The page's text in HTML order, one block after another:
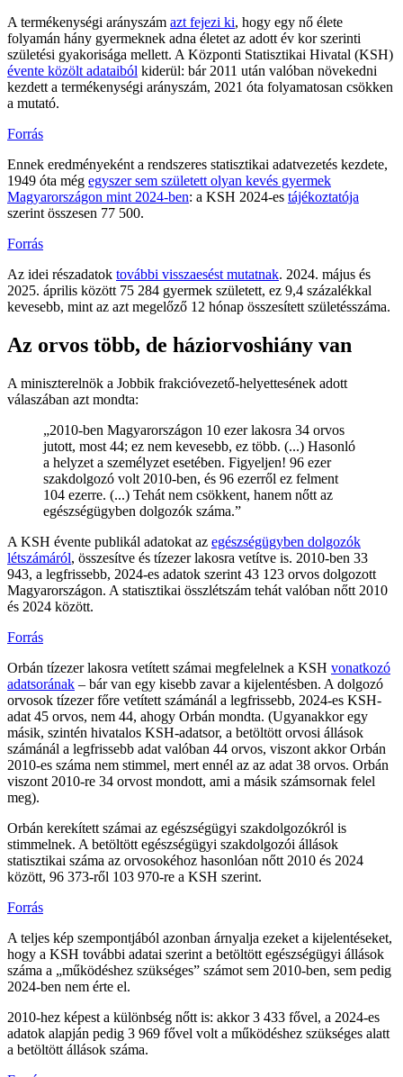
A termékenységi arányszám azt fejezi ki, hogy egy nő élete
folyamán hány gyermeknek adna életet az adott év kor szerinti
születési gyakorisága mellett. A Központi Statisztikai Hivatal (KSH)
évente közölt adataiból kiderül: bár 2011 után valóban növekedni
kezdett a termékenységi arányszám, 2021 óta folyamatosan csökken
a mutató.
Forrás
Ennek eredményeként a rendszeres statisztikai adatvezetés kezdete,
1949 óta még egyszer sem született olyan kevés gyermek
Magyarországon mint 2024-ben: a KSH 2024-es tájékoztatója
szerint összesen 77 500.
Forrás
Az idei részadatok további visszaesést mutatnak. 2024. május és
2025. április között 75 284 gyermek született, ez 9,4 százalékkal
kevesebb, mint az azt megelőző 12 hónap összesített születésszáma.
Az orvos több, de háziorvoshiány van
A miniszterelnök a Jobbik frakcióvezető-helyettesének adott
válaszában azt mondta:
„2010-ben Magyarországon 10 ezer lakosra 34 orvos
jutott, most 44; ez nem kevesebb, ez több. (...) Hasonló
a helyzet a személyzet esetében. Figyeljen! 96 ezer
szakdolgozó volt 2010-ben, és 96 ezerről ez felment
104 ezerre. (...) Tehát nem csökkent, hanem nőtt az
egészségügyben dolgozók száma.”
A KSH évente publikál adatokat az egészségügyben dolgozók
létszámáról, összesítve és tízezer lakosra vetítve is. 2010-ben 33
943, a legfrissebb, 2024-es adatok szerint 43 123 orvos dolgozott
Magyarországon. A statisztikai összlétszám tehát valóban nőtt 2010
és 2024 között.
Forrás
Orbán tízezer lakosra vetített számai megfelelnek a KSH vonatkozó
adatsorának – bár van egy kisebb zavar a kijelentésben. A dolgozó
orvosok tízezer főre vetített számánál a legfrissebb, 2024-es KSH-
adat 45 orvos, nem 44, ahogy Orbán mondta. (Ugyanakkor egy
másik, szintén hivatalos KSH-adatsor, a betöltött orvosi állások
számánál a legfrissebb adat valóban 44 orvos, viszont akkor Orbán
2010-es száma nem stimmel, mert ennél az az adat 38 orvos. Orbán
viszont 2010-re 34 orvost mondott, ami a másik számsornak felel
meg).
Orbán kerekített számai az egészségügyi szakdolgozókról is
stimmelnek. A betöltött egészségügyi szakdolgozói állások
statisztikai száma az orvosokéhoz hasonlóan nőtt 2010 és 2024
között, 96 373-ről 103 970-re a KSH szerint.
Forrás
A teljes kép szempontjából azonban árnyalja ezeket a kijelentéseket,
hogy a KSH további adatai szerint a betöltött egészségügyi állások
száma a „működéshez szükséges” számot sem 2010-ben, sem pedig
2024-ben nem érte el.
2010-hez képest a különbség nőtt is: akkor 3 433 fővel, a 2024-es
adatok alapján pedig 3 969 fővel volt a működéshez szükséges alatt
a betöltött állások száma.